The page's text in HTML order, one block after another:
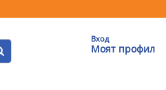
Вход
Моят профил